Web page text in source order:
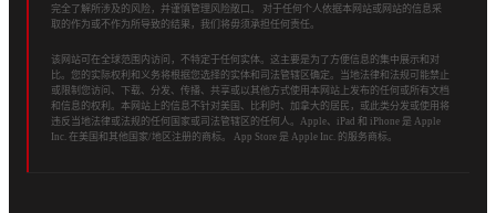
完全了解所涉及的风险，并谨慎管理风险敞口。 对于任何个人依据本网站或网站的信息采
取的作为或不作为所导致的结果，我们将毋须承担任何责任。
该网站可在全球范围内访问，不特定于任何实体。这主要是为了方便信息的集中展示和对
比。您的实际权利和义务将根据您选择的实体和司法管辖区确定。当地法律和法规可能禁止
或限制您访问、下载、分发、传播、共享或以其他方式使用本网站上发布的任何或所有文档
和信息的权利。本网站上的信息不针对美国、比利时、加拿大的居民，或此类分发或使用将
违反当地法律或法规的任何国家或司法管辖区的任何人。Apple、iPad 和 iPhone 是 Apple
Inc. 在美国和其他国家/地区注册的商标。 App Store 是 Apple Inc. 的服务商标。